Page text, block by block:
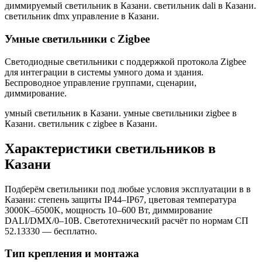
диммируемый светильник в Казани. светильник dali в Казани.
светильник dmx управление в Казани.
Умные светильники с Zigbee
Светодиодные светильники с поддержкой протокола Zigbee
для интеграции в системы умного дома и здания.
Беспроводное управление группами, сценарии,
диммирование.
умный светильник в Казани. умные светильники zigbee в
Казани. светильник с zigbee в Казани.
Характеристики светильников в
Казани
Подберём светильники под любые условия эксплуатации в в
Казани: степень защиты IP44–IP67, цветовая температура
3000K–6500K, мощность 10–600 Вт, диммирование
DALI/DMX/0–10В. Светотехнический расчёт по нормам СП
52.13330 — бесплатно.
Тип крепления и монтажа